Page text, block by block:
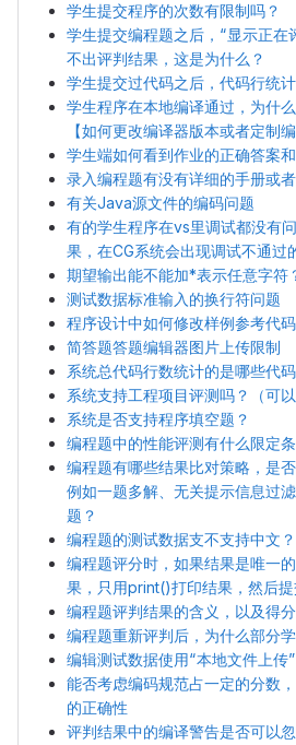
学生提交程序的次数有限制吗？
学生提交编程题之后，“显示正在
不出评判结果，这是为什么？
学生提交过代码之后，代码行统
学生程序在本地编译通过，为什
【如何更改编译器版本或者定制编
学生端如何看到作业的正确答案
录入编程题有没有详细的手册或
有关Java源文件的编码问题
有的学生程序在vs里调试都没有
果，在CG系统会出现调试不通过
期望输出能不能加*表示任意字符
测试数据标准输入的换行符问题
程序设计中如何修改样例参考代码
简答题答题编辑器图片上传限制
系统总代码行数统计的是哪些代码
系统支持工程项目评测吗？（可
系统是否支持程序填空题？
编程题中的性能评测有什么限定
编程题有哪些结果比对策略，是
例如一题多解、无关提示信息过
题？
编程题的测试数据支不支持中文？
编程题评分时，如果结果是唯一
果，只用print()打印结果，然后
编程题评判结果的含义，以及得
编程题重新评判后，为什么部分
编辑测试数据使用“本地文件上传
能否考虑编码规范占一定的分数
的正确性
评判结果中的编译警告是否可以